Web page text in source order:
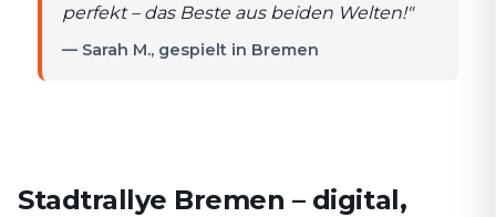
perfekt – das Beste aus beiden Welten!"
— Sarah M., gespielt in Bremen
Stadtrallye Bremen – digital,